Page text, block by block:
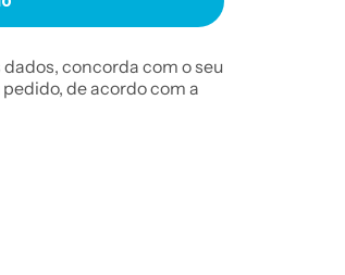
concorda com o seu
de acordo com a